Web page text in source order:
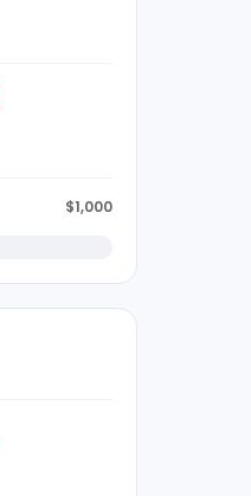
$1,000